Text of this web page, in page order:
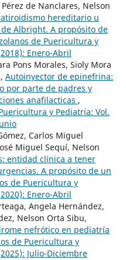
de Nanclares, Nelson
hereditario u
Albright. A propósito de
de Puericultura y
Enero-Abril
Pons Morales, Sioly Mora
Autoinyector de epinefrina:
por parte de padres y
anafilacticas ,
y Pediatría: Vol.
Carlos Miguel
Miguel Sequí, Nelson
entidad clínica a tener
A propósito de un
de Puericultura y
Enero-Abril
Angela Hernández,
Nelson Orta Sibu,
nefrótico en pediatría
de Puericultura y
Julio-Diciembre